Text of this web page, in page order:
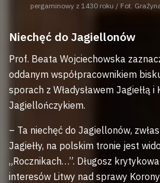
pergaminowy z 1430 roku / Fot.
Niechęć do Jagiellonów
Prof. Beata Wojciechowska
oddanym współpracownikiem
sporach z Władysławem Jagiełłą
Jagiellończykiem.
– Ta niechęć do Jagiellonów,
Jagiełły, na polskim tronie jest
„Rocznikach…”. Długosz
interesów Litwy nad sprawy